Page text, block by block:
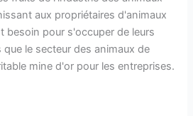
aux propriétaires d'animaux
besoin pour s'occuper de leurs
le secteur des animaux de
mine d'or pour les entreprises.